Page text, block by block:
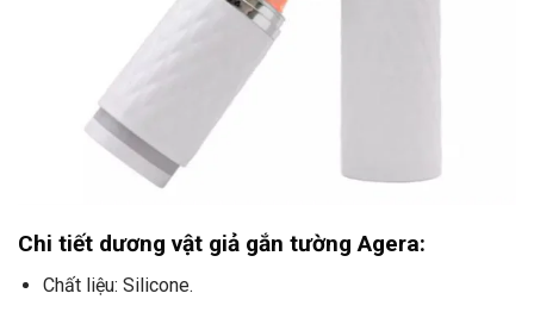
Chi tiết dương vật giả gắn tường Agera:
Chất liệu: Silicone.